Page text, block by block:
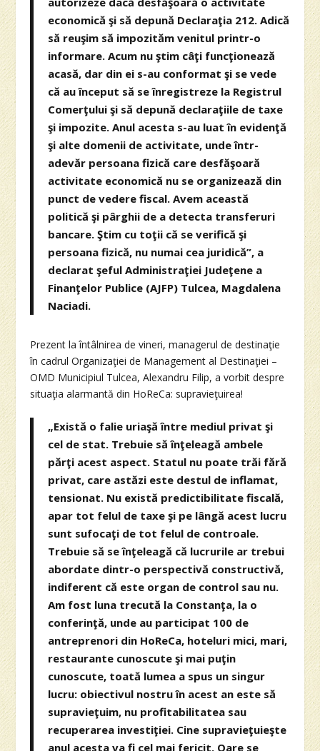
economică şi să depună Declaraţia 212. Adică
să reuşim să impozităm venitul printr-o
informare. Acum nu ştim câţi funcţionează
acasă, dar din ei s-au conformat şi se vede
că au început să se înregistreze la Registrul
Comerţului şi să depună declaraţiile de taxe
şi impozite. Anul acesta s-au luat în evidenţă
şi alte domenii de activitate, unde într-
adevăr persoana fizică care desfăşoară
activitate economică nu se organizează din
punct de vedere fiscal. Avem această
politică şi pârghii de a detecta transferuri
bancare. Ştim cu toţii că se verifică şi
persoana fizică, nu numai cea juridică”, a
declarat şeful Administraţiei Judeţene a
Finanţelor Publice (AJFP) Tulcea, Magdalena
Naciadi.
Prezent la întâlnirea de vineri, managerul de destinaţie
în cadrul Organizaţiei de Management al Destinaţiei –
OMD Municipiul Tulcea, Alexandru Filip, a vorbit despre
situaţia alarmantă din HoReCa: supravieţuirea!
„Există o falie uriaşă între mediul privat şi
cel de stat. Trebuie să înţeleagă ambele
părţi acest aspect. Statul nu poate trăi fără
privat, care astăzi este destul de inflamat,
tensionat. Nu există predictibilitate fiscală,
apar tot felul de taxe şi pe lângă acest lucru
sunt sufocaţi de tot felul de controale.
Trebuie să se înţeleagă că lucrurile ar trebui
abordate dintr-o perspectivă constructivă,
indiferent că este organ de control sau nu.
Am fost luna trecută la Constanţa, la o
conferinţă, unde au participat 100 de
antreprenori din HoReCa, hoteluri mici, mari,
restaurante cunoscute şi mai puţin
cunoscute, toată lumea a spus un singur
lucru: obiectivul nostru în acest an este să
supravieţuim, nu profitabilitatea sau
recuperarea investiţiei. Cine supravieţuieşte
anul acesta va fi cel mai fericit. Oare se